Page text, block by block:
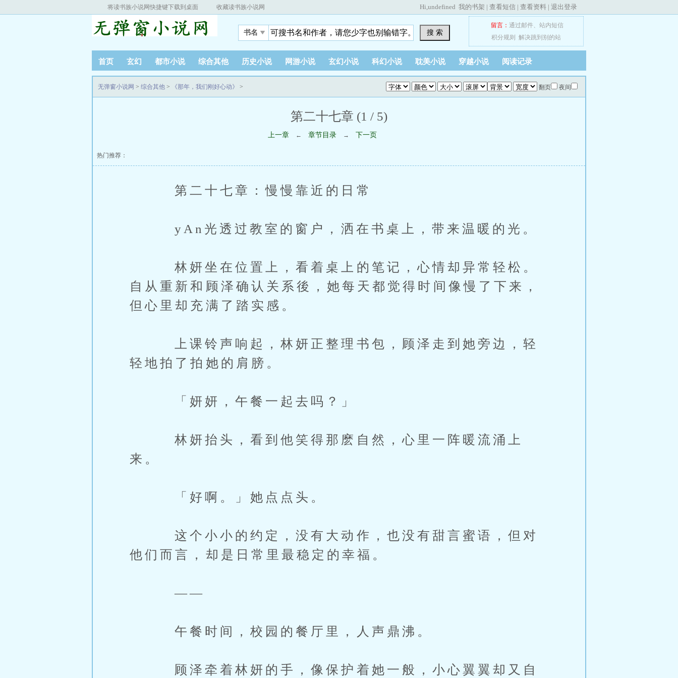
将读书族小说网快捷键下载到桌面 收藏读书族小说网 Hi,undefined 我的书架 | 查看短信 | 查看资料 | 退出登录
书名 搜 索
留言： 通过邮件、 站内短信
积分规则
解决跳到别的站
首页 玄幻 都市小说 综合其他 历史小说 网游小说 玄幻小说 科幻小说 耽美小说 穿越小说 阅读记录
翻页 夜间
无弹窗小说网 > 综合其他 > 《那年，我们刚好心动》 >
第二十七章 (1 / 5)
上一章 ← 章节目录 → 下一页
热门推荐：
第二十七章：慢慢靠近的日常
yAn光透过教室的窗户，洒在书桌上，带来温暖的光。
林妍坐在位置上，看着桌上的笔记，心情却异常轻松。
自从重新和顾泽确认关系後，她每天都觉得时间像慢了下来，
但心里却充满了踏实感。
上课铃声响起，林妍正整理书包，顾泽走到她旁边，轻
轻地拍了拍她的肩膀。
「妍妍，午餐一起去吗？」
林妍抬头，看到他笑得那麽自然，心里一阵暖流涌上
来。
「好啊。」她点点头。
这个小小的约定，没有大动作，也没有甜言蜜语，但对
他们而言，却是日常里最稳定的幸福。
——
午餐时间，校园的餐厅里，人声鼎沸。
顾泽牵着林妍的手，像保护着她一般，小心翼翼却又自